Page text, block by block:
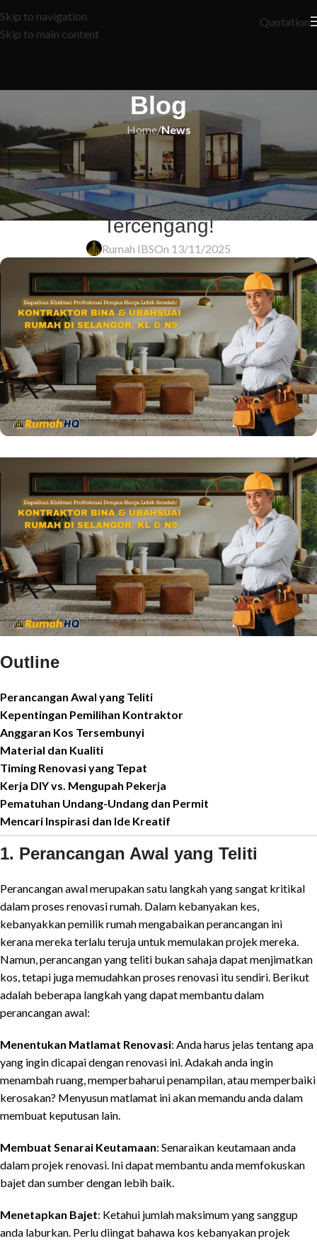
Skip to navigation
Skip to main content
Quotation
Blog
Home/News
NEWS
7 Rahsia Kos Renovate Rumah
yang Pasti akan Buat Anda
Tercengang!
Rumah IBSOn 13/11/2025
Outline
Perancangan Awal yang Teliti
Kepentingan Pemilihan Kontraktor
Anggaran Kos Tersembunyi
Material dan Kualiti
Timing Renovasi yang Tepat
Kerja DIY vs. Mengupah Pekerja
Pematuhan Undang-Undang dan Permit
Mencari Inspirasi dan Ide Kreatif
1. Perancangan Awal yang Teliti
Perancangan awal merupakan satu langkah yang sangat kritikal
dalam proses renovasi rumah. Dalam kebanyakan kes,
kebanyakkan pemilik rumah mengabaikan perancangan ini
kerana mereka terlalu teruja untuk memulakan projek mereka.
Namun, perancangan yang teliti bukan sahaja dapat menjimatkan
kos, tetapi juga memudahkan proses renovasi itu sendiri. Berikut
adalah beberapa langkah yang dapat membantu dalam
perancangan awal:
Menentukan Matlamat Renovasi: Anda harus jelas tentang apa
yang ingin dicapai dengan renovasi ini. Adakah anda ingin
menambah ruang, memperbaharui penampilan, atau memperbaiki
kerosakan? Menyusun matlamat ini akan memandu anda dalam
membuat keputusan lain.
Membuat Senarai Keutamaan: Senaraikan keutamaan anda
dalam projek renovasi. Ini dapat membantu anda memfokuskan
bajet dan sumber dengan lebih baik.
Menetapkan Bajet: Ketahui jumlah maksimum yang sanggup
anda laburkan. Perlu diingat bahawa kos kebanyakan projek